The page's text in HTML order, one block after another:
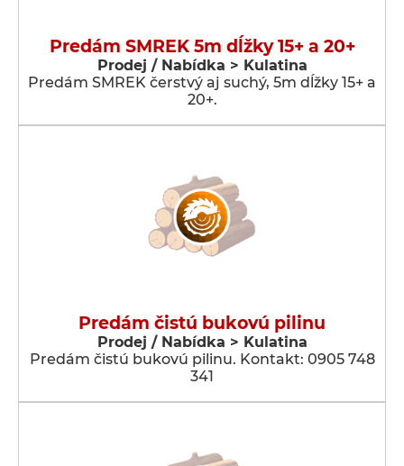
Predám SMREK 5m dĺžky 15+ a 20+
Prodej / Nabídka > Kulatina
Predám SMREK čerstvý aj suchý, 5m dĺžky 15+ a
20+.
Predám čistú bukovú pilinu
Prodej / Nabídka > Kulatina
Predám čistú bukovú pilinu. Kontakt: 0905 748
341